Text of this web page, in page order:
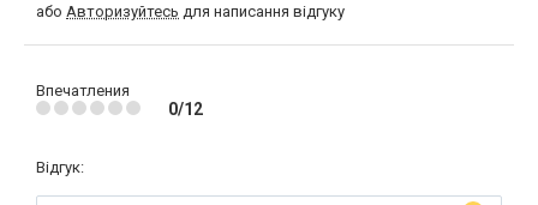
або Авторизуйтесь для написання відгуку
Впечатления
0/12
Відгук: